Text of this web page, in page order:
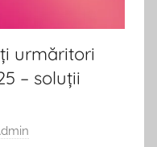
urmăritori
– soluții